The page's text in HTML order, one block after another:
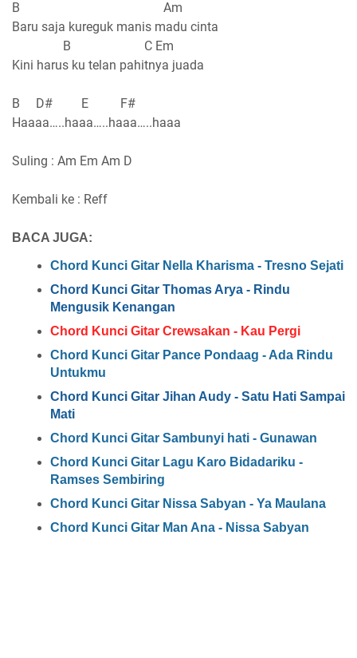
B Am
Baru saja kureguk manis madu cinta
B C Em
Kini harus ku telan pahitnya juada
B D# E F#
Haaaa…..haaa…..haaa…..haaa
Suling : Am Em Am D
Kembali ke : Reff
BACA JUGA:
Chord Kunci Gitar Nella Kharisma - Tresno Sejati
Chord Kunci Gitar Thomas Arya - Rindu
Mengusik Kenangan
Chord Kunci Gitar Crewsakan - Kau Pergi
Chord Kunci Gitar Pance Pondaag - Ada Rindu
Untukmu
Chord Kunci Gitar Jihan Audy - Satu Hati Sampai
Mati
Chord Kunci Gitar Sambunyi hati - Gunawan
Chord Kunci Gitar Lagu Karo Bidadariku -
Ramses Sembiring
Chord Kunci Gitar Nissa Sabyan - Ya Maulana
Chord Kunci Gitar Man Ana - Nissa Sabyan